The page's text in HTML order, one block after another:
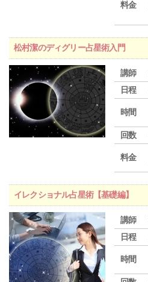
料金
松村潔のディグリー占星術入門
講師
日程
時間
回数
料金
イレクショナル占星術【基礎編】
講師
日程
時間